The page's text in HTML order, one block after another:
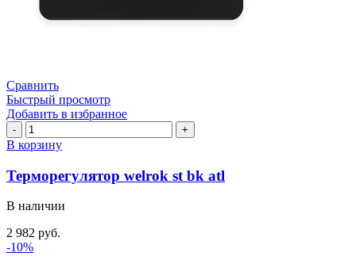
Сравнить
Быстрый просмотр
Добавить в избранное
Количество
товара
Терморегулятор
st
atl
В корзину
Терморегулятор welrok st bk atl
В наличии
2 982 руб.
-10%